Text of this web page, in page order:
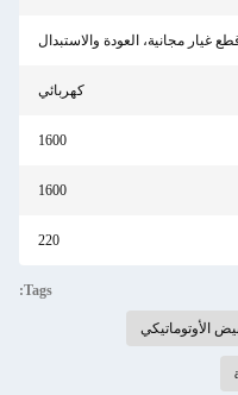
غيار مجانية، العودة والاستبدال
كهربائي
1600
1600
220
Tags:
الأوتوماتيكي